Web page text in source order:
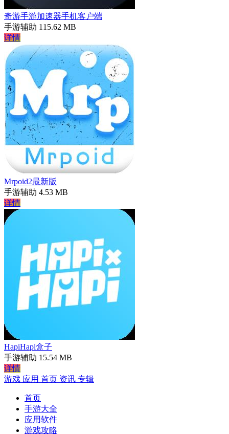
奇游手游加速器手机客户端
手游辅助 115.62 MB
详情
Mrpoid2最新版
手游辅助 4.53 MB
详情
HapiHapi盒子
手游辅助 15.54 MB
详情
游戏 应用 首页 资讯 专辑
首页
手游大全
应用软件
游戏攻略